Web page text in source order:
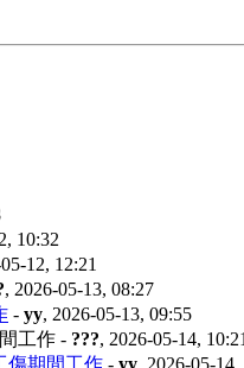
10:32
12, 12:21
, 2026-05-13, 08:27
- yy, 2026-05-13, 09:55
工作 - ???, 2026-05-14, 10:21